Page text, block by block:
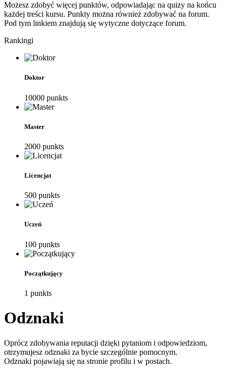
Możesz zdobyć więcej punktów, odpowiadając na quizy na końcu
każdej treści kursu. Punkty można również zdobywać na forum.
Pod tym linkiem znajdują się wytyczne dotyczące forum.
Rankingi
Doktor
10000 punkts
Master
2000 punkts
Licencjat
500 punkts
Uczeń
100 punkts
Początkujący
1 punkts
Odznaki
Oprócz zdobywania reputacji dzięki pytaniom i odpowiedziom,
otrzymujesz odznaki za bycie szczególnie pomocnym.
Odznaki pojawiają się na stronie profilu i w postach.